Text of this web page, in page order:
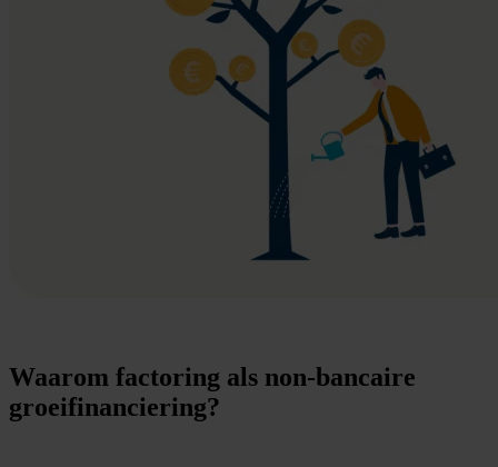
Waarom factoring als non-bancaire
groeifinanciering?